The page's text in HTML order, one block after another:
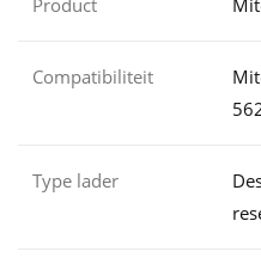
Product
Compatibiliteit
Type lader